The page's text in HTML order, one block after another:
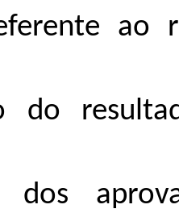
ao
do
dos